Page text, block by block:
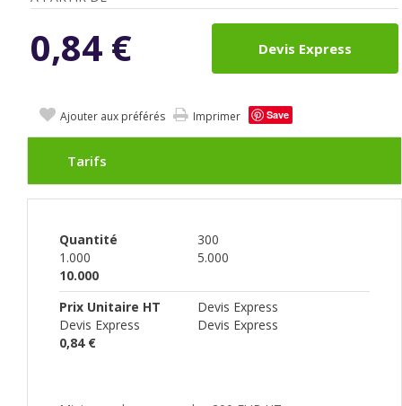
0,84 € Devis Express
Ajouter aux préférés Imprimer Save
Tarifs
Quantité
300
1.000
5.000
10.000
Prix Unitaire HT
Devis Express
Devis Express
Devis Express
0,84 €